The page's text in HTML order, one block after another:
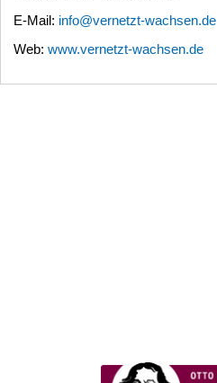
E-Mail: info@vernetzt-wachsen.de
Web: www.vernetzt-wachsen.de